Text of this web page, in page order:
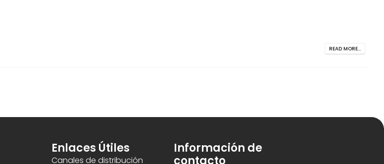
READ MORE...
Enlaces Útiles
Canales de distribución
Información de
contacto